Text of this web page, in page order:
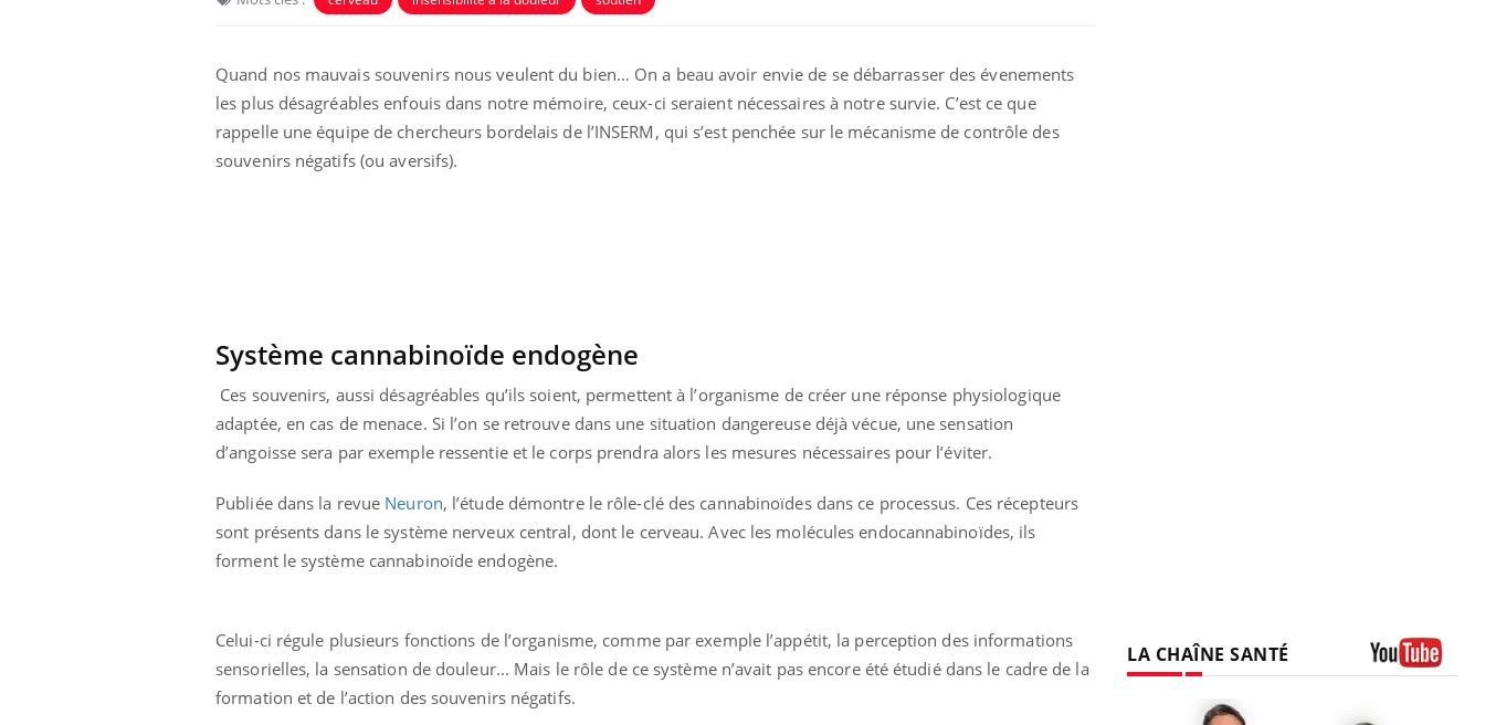
Quand nos mauvais souvenirs nous veulent du bien… On a beau avoir envie de se débarrasser des évenements
les plus désagréables enfouis dans notre mémoire, ceux-ci seraient nécessaires à notre survie. C’est ce que
rappelle une équipe de chercheurs bordelais de l’INSERM, qui s’est penchée sur le mécanisme de contrôle des
souvenirs négatifs (ou aversifs).
Système cannabinoïde endogène
Ces souvenirs, aussi désagréables qu’ils soient, permettent à l’organisme de créer une réponse physiologique
adaptée, en cas de menace. Si l’on se retrouve dans une situation dangereuse déjà vécue, une sensation
d’angoisse sera par exemple ressentie et le corps prendra alors les mesures nécessaires pour l’éviter.
Publiée dans la revue Neuron, l’étude démontre le rôle-clé des cannabinoïdes dans ce processus. Ces récepteurs
sont présents dans le système nerveux central, dont le cerveau. Avec les molécules endocannabinoïdes, ils
forment le système cannabinoïde endogène.
Celui-ci régule plusieurs fonctions de l’organisme, comme par exemple l’appétit, la perception des informations
sensorielles, la sensation de douleur... Mais le rôle de ce système n’avait pas encore été étudié dans le cadre de la
formation et de l’action des souvenirs négatifs.
LA CHAÎNE SANTÉ